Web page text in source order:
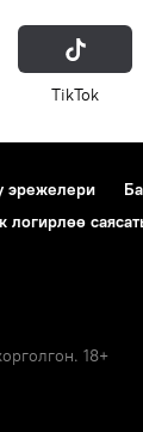
ТikТоk
эрежелери
логирлөө
18+